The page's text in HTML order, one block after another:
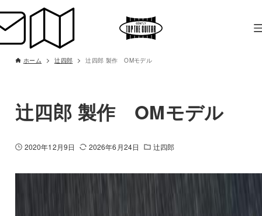
ホーム 辻四郎 辻四郎 製作 OMモデル
辻四郎 製作 OMモデル
2020年12月9日 2026年6月24日 辻四郎